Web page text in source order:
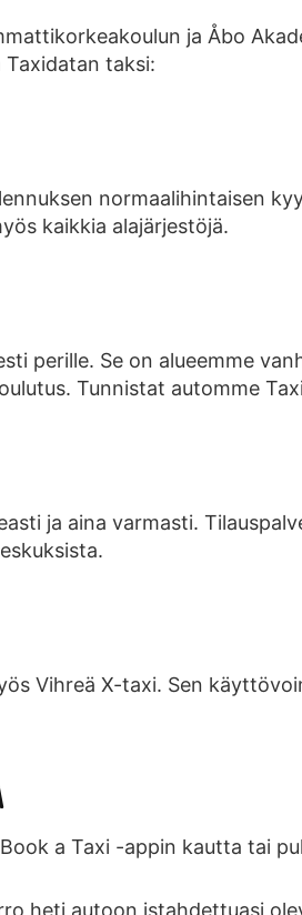
ja Åbo
Taxidatan taksi:
normaalihintaisen
kaikkia alajärjestöjä.
perille. Se on alueemme
Tunnistat automme
ja aina varmasti.
Vihreä X-taxi. Sen
a Taxi -appin kautta tai
heti autoon istahdettuasi